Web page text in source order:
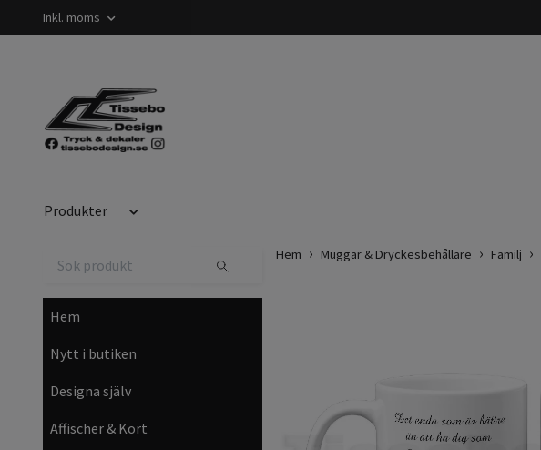
Inkl. moms
Produkter
Hem
Nytt i butiken
Designa själv
Affischer & Kort
Hem Muggar & Dryckesbehållare Familj